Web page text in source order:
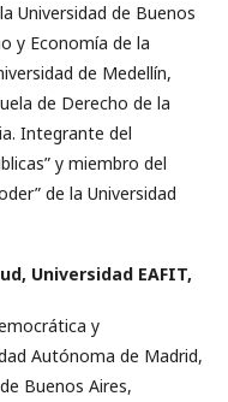
Universidad de Buenos
y Economía de la
de Medellín,
de Derecho de la
Integrante del
y miembro del
de la Universidad
Universidad EAFIT,
y
Autónoma de Madrid,
Buenos Aires,